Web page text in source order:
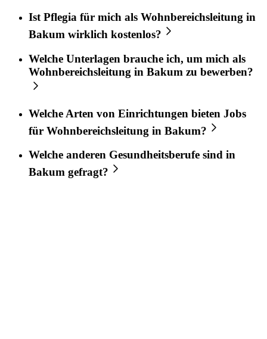
Ist Pflegia für mich als Wohnbereichsleitung in
Bakum wirklich kostenlos?
Welche Unterlagen brauche ich, um mich als
Wohnbereichsleitung in Bakum zu bewerben?
Welche Arten von Einrichtungen bieten Jobs
für Wohnbereichsleitung in Bakum?
Welche anderen Gesundheitsberufe sind in
Bakum gefragt?